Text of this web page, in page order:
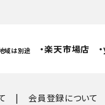
域は別途 ・楽天市場店
会員登録について